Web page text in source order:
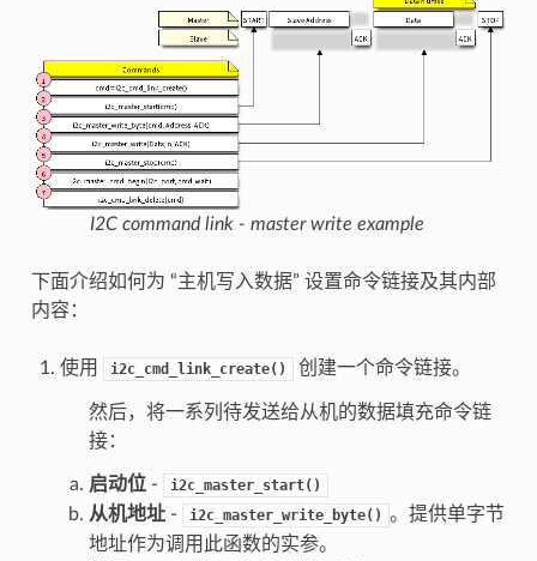
I2C command link - master write example
下面介绍如何为 “主机写入数据” 设置命令链接及其内部
内容：
使用 i2c_cmd_link_create() 创建一个命令链接。
然后，将一系列待发送给从机的数据填充命令链
接：
启动位- i2c_master_start()
从机地址- i2c_master_write_byte() 。提供单字节
地址作为调用此函数的实参。